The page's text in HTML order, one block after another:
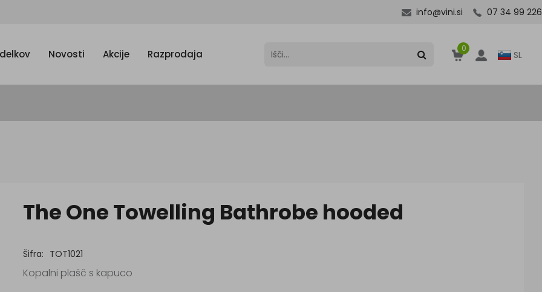
info@vini.si 07 34 99 226
Novosti Akcije Razprodaja 0
SL
The One Towelling Bathrobe hooded
Šifra: TOT1021
Kopalni plašč s kapuco